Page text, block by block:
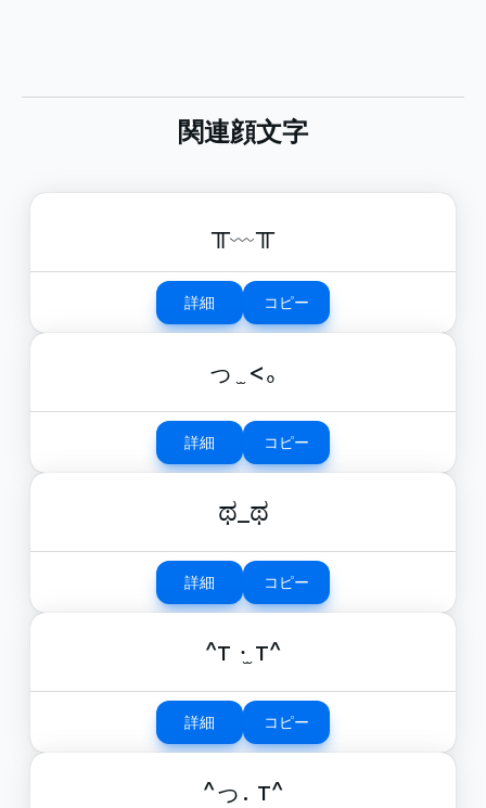
関連顔文字
╥﹏╥
詳細 コピー
っ ̫ <｡
詳細 コピー
ಥ_ಥ
詳細 コピー
^т ·̫ т^
詳細 コピー
^っ. т^